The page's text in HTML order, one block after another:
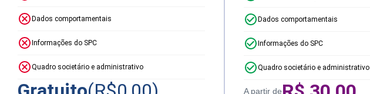
Dados comportamentais
Informações do SPC
Quadro societário e administrativo
Dados comportamentais
Informações do SPC
Quadro societário e administrativo
A partir de